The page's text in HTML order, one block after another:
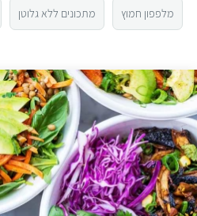
2
1
מלפפון חמוץ מתכונים ללא גלוטן